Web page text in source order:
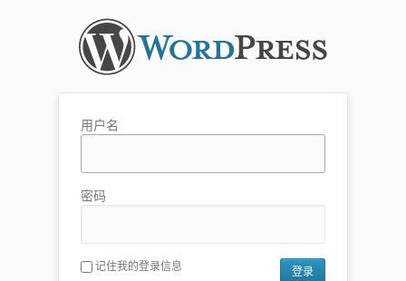
用户名
密码
记住我的登录信息